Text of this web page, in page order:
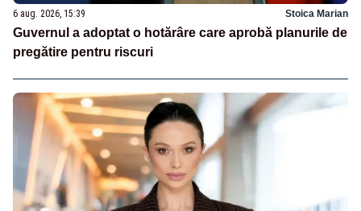
6 aug. 2026, 15:39 Stoica Marian
Guvernul a adoptat o hotărâre care aprobă planurile de
pregătire pentru riscuri